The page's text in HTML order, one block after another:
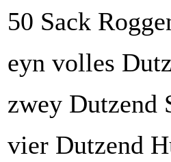
50 Sack
eyn volles
zwey Dutzend
vier Dutzend